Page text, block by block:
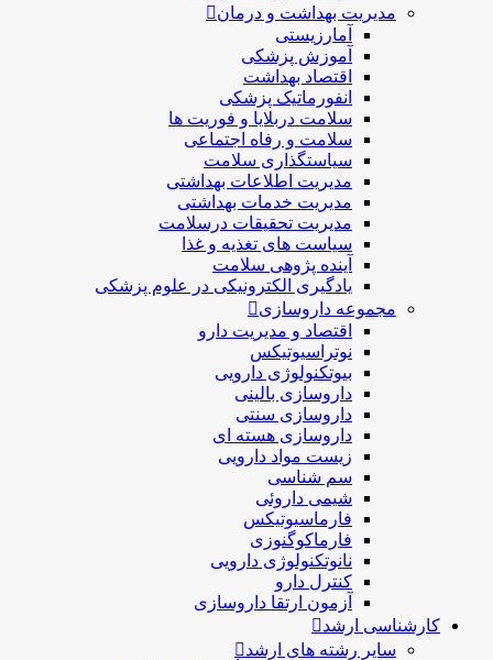
مدیریت بهداشت و درمان
آمارزیستی
آموزش پزشکی
اقتصاد بهداشت
انفورماتیک پزشکی
سلامت دربلايا و فوريت ها
سلامت و رفاه اجتماعی
سیاستگذاری سلامت
مدیریت اطلاعات بهداشتی
مدیریت خدمات بهداشتی
مدیریت تحقیقات درسلامت
سیاست های تغذیه و غذا
آینده پژوهی سلامت
یادگیری الکترونیکی در علوم پزشکی
مجموعه داروسازی
اقتصاد و مديريت دارو
نوتراسیوتیکس
بيوتكنولوژی دارویی
داروسازی بالينی
داروسازی سنتی
داروسازی هسته ای
زیست مواد دارویی
سم شناسی
شيمی داروئی
فارماسيوتيكس
فارماكوگنوزی
نانوتکنولوژی دارویی
كنترل دارو
آزمون ارتقا داروسازی
کارشناسی ارشد
سایر رشته های ارشد